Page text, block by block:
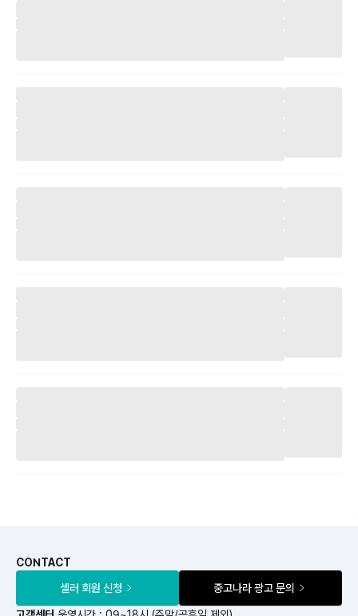
CONTACT
셀러 회원 신청
중고나라 광고 문의